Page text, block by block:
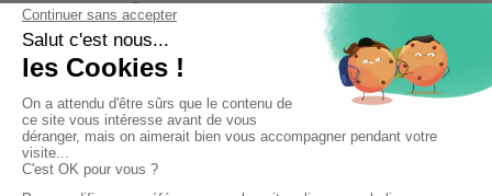
ZI du Fournalet
84700 SORGUES
03 56 57 57 60
58 Rue de la Commanderie,